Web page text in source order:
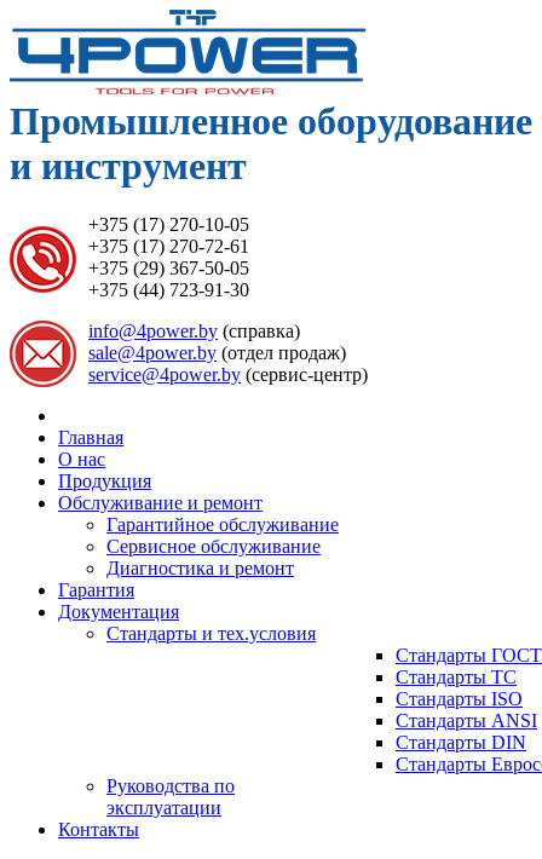
Промышленное оборудование
и инструмент
+375 (17) 270-10-05
+375 (17) 270-72-61
+375 (29) 367-50-05
+375 (44) 723-91-30
info@4power.by (справка)
sale@4power.by (отдел продаж)
service@4power.by (сервис-центр)
Главная
О нас
Продукция
Обслуживание и ремонт
Гарантийное обслуживание
Сервисное обслуживание
Диагностика и ремонт
Гарантия
Документация
Стандарты и тех.условия
Стандарты ГОСТ
Стандарты ТС
Стандарты ISO
Стандарты ANSI
Стандарты DIN
Стандарты
Руководства по
эксплуатации
Контакты